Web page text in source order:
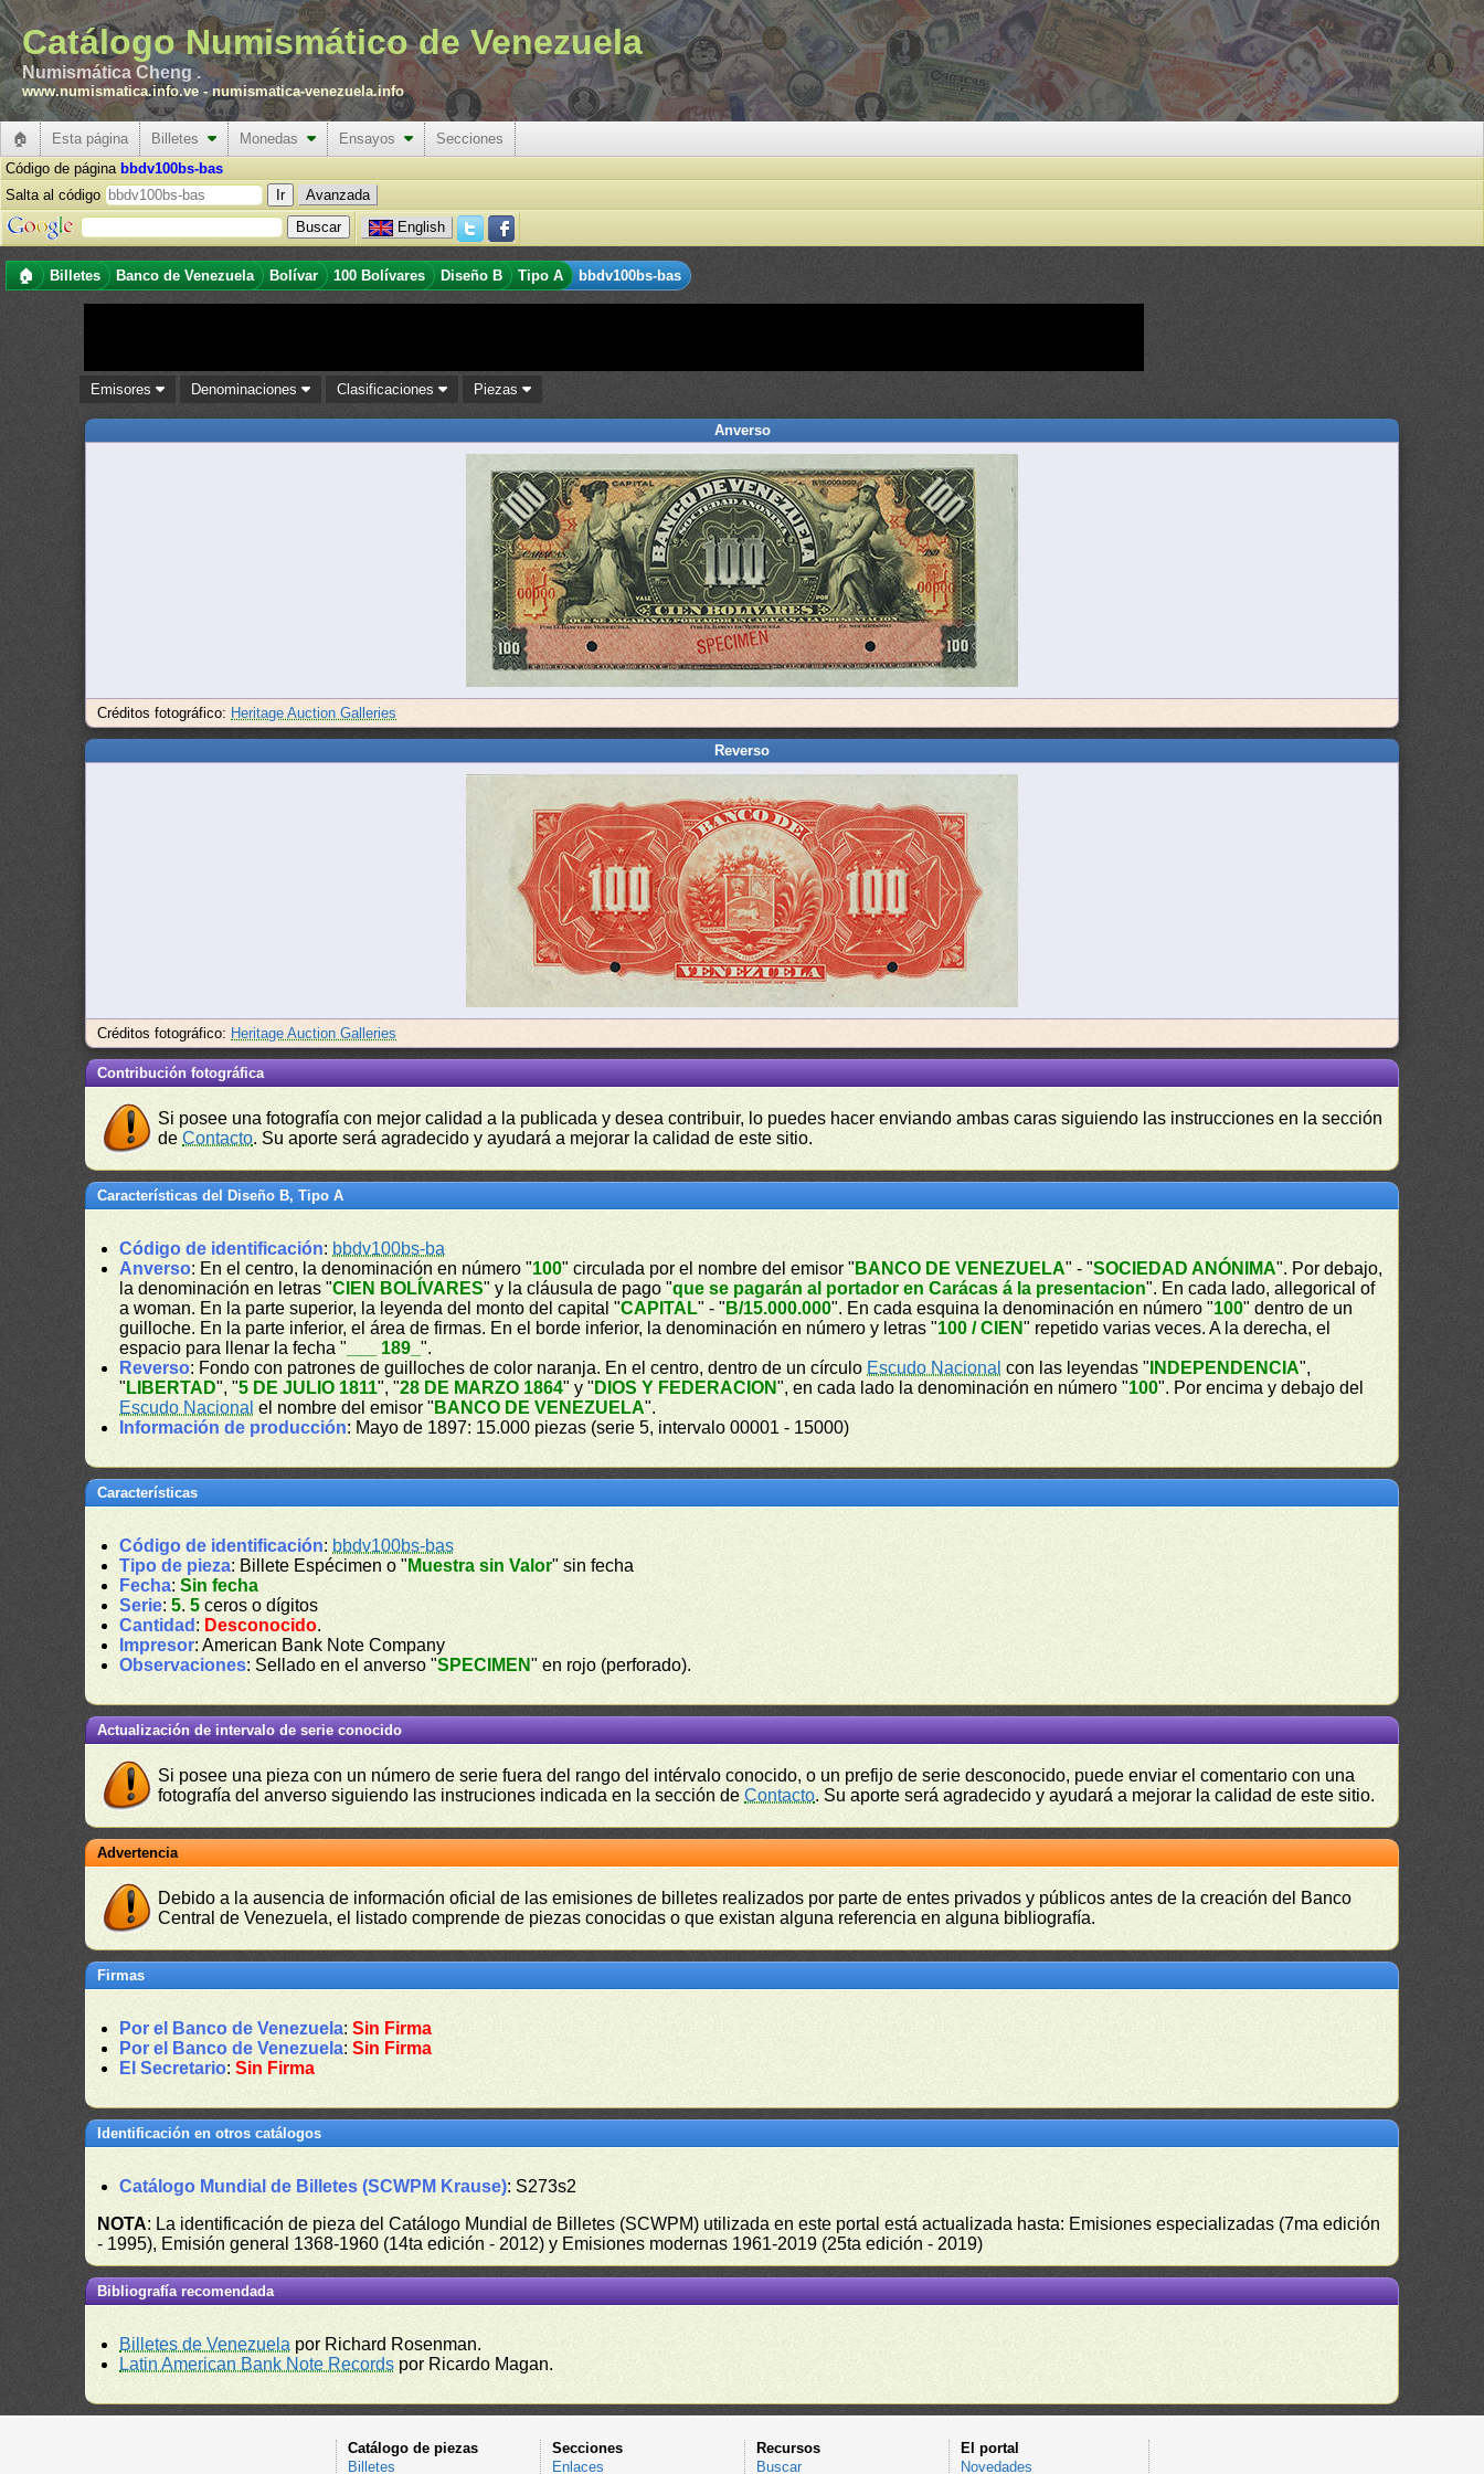
Catálogo Numismático de Venezuela
Numismática Cheng .
www.numismatica.info.ve -numismatica-venezuela.info
🏠 Esta página Billetes Monedas Ensayos
Secciones
Código de página bbdv100bs-bas
Salta al código
Avanzada
English
🏠 Billetes Banco de Venezuela Bolívar 100 Bolívares Diseño B Tipo A bbdv100bs-bas
Emisores Denominaciones Clasificaciones Piezas
Anverso
Créditos fotográfico: Heritage Auction Galleries
Reverso
Créditos fotográfico: Heritage Auction Galleries
Contribución fotográfica
Si posee una fotografía con mejor calidad a la publicada y desea contribuir, lo puedes hacer enviando ambas caras siguiendo las instrucciones en la sección
deContacto. Su aporte será agradecido y ayudará a mejorar la calidad de este sitio.
Características del Diseño B, Tipo A
Código de identificación: bbdv100bs-ba
Anverso: En el centro, la denominación en número "100" circulada por el nombre del emisor " BANCO DE VENEZUELA" - "SOCIEDAD ANÓNIMA". Por debajo,
la denominación en letras "CIEN BOLÍVARES" y la cláusula de pago "que se pagarán al portador en Carácas á la presentacion". En cada lado, allegorical of
a woman. En la parte superior, la leyenda del monto del capital "CAPITAL" - " B/15.000.000". En cada esquina la denominación en número "100" dentro de un
guilloche. En la parte inferior, el área de firmas. En el borde inferior, la denominación en número y letras "100 / CIEN" repetido varias veces. A la derecha, el
espacio para llenar la fecha " ___ 189_".
Reverso: Fondo con patrones de guilloches de color naranja. En el centro, dentro de un círculo Escudo Nacional con las leyendas " INDEPENDENCIA",
" LIBERTAD", "5 DE JULIO 1811", "28 DE MARZO 1864" y " DIOS Y FEDERACION", en cada lado la denominación en número "100". Por encima y debajo del
Escudo Nacional el nombre del emisor " BANCO DE VENEZUELA".
Información de producción: Mayo de 1897: 15.000 piezas (serie 5, intervalo 00001 - 15000)
Características
Código de identificación: bbdv100bs-bas
Tipo de pieza: Billete Espécimen o " Muestra sin Valor" sin fecha
Fecha:Sin fecha
Serie:5.5 ceros o dígitos
Cantidad : Desconocido.
Impresor: American Bank Note Company
Observaciones: Sellado en el anverso "SPECIMEN" en rojo (perforado).
Actualización de intervalo de serie conocido
Si posee una pieza con un número de serie fuera del rango del intérvalo conocido, o un prefijo de serie desconocido, puede enviar el comentario con una
fotografía del anverso siguiendo las instruciones indicada en la sección deContacto. Su aporte será agradecido y ayudará a mejorar la calidad de este sitio.
Advertencia
Debido a la ausencia de información oficial de las emisiones de billetes realizados por parte de entes privados y públicos antes de la creación del Banco
Central de Venezuela, el listado comprende de piezas conocidas o que existan alguna referencia en alguna bibliografía.
Firmas
Por el Banco de Venezuela:Sin Firma
Por el Banco de Venezuela:Sin Firma
El Secretario:Sin Firma
Identificación en otros catálogos
Catálogo Mundial de Billetes (SCWPM Krause): S273s2
NOTA: La identificación de pieza del Catálogo Mundial de Billetes (SCWPM) utilizada en este portal está actualizada hasta: Emisiones especializadas (7ma edición
- 1995), Emisión general 1368-1960 (14ta edición - 2012) y Emisiones modernas 1961-2019 (25ta edición - 2019)
Bibliografía recomendada
Billetes de Venezuela por Richard Rosenman.
Latin American Bank Note Records por Ricardo Magan.
Catálogo de piezas
Billetes
Secciones
Enlaces
Recursos
Buscar
El portal
Novedades